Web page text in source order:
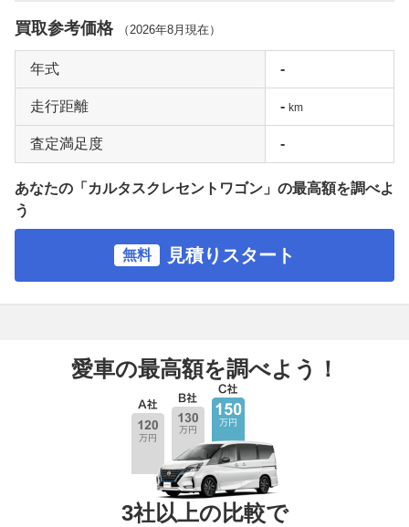
買取参考価格 （2026年8月 現在）
年式 -
走行距離 - km
査定満足度 -
あなたの「カルタスクレセントワゴン」の最高額を調べよ
う
無料 見積りスタート
愛車の最高額を調べよう！
3社以上の比較で